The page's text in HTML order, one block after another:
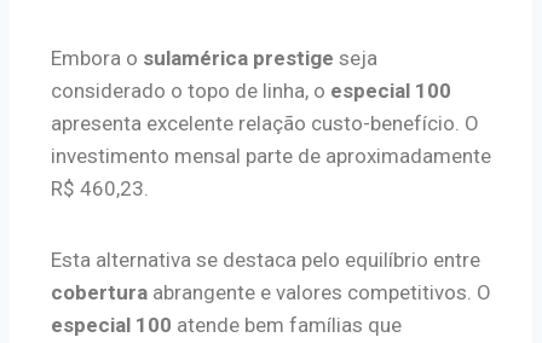
Embora o sulamérica prestige seja
considerado o topo de linha, o especial 100
apresenta excelente relação custo-benefício. O
investimento mensal parte de aproximadamente
R$ 460,23.
Esta alternativa se destaca pelo equilíbrio entre
cobertura abrangente e valores competitivos. O
especial 100 atende bem famílias que